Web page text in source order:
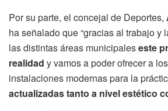
Por su parte, el concejal de Deportes,
ha señalado que “gracias al trabajo y
las distintas áreas municipaleseste
realidad y vamos a poder ofrecer a
instalaciones modernas para la
actualizadas tanto a nivel estético